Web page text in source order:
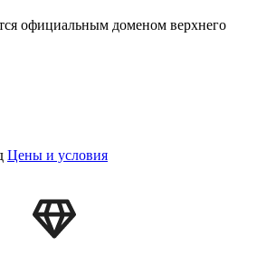
официальным доменом верхнего
Цены и условия